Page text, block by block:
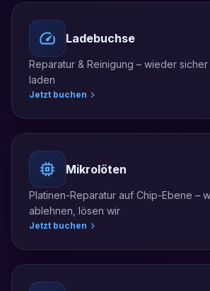
Ladebuchse
Reparatur & Reinigung – wieder
laden
Jetzt buchen
Mikrolöten
Platinen-Reparatur auf Chip-Ebene –
ablehnen, lösen wir
Jetzt buchen